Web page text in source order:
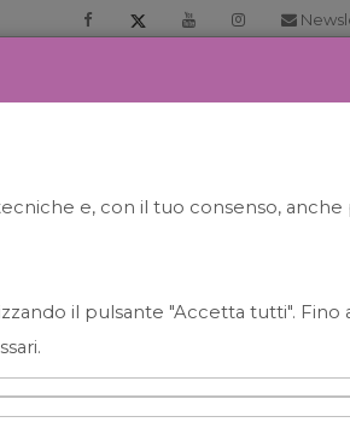
e, con il tuo consenso,
il pulsante "Accetta tutti". Fino